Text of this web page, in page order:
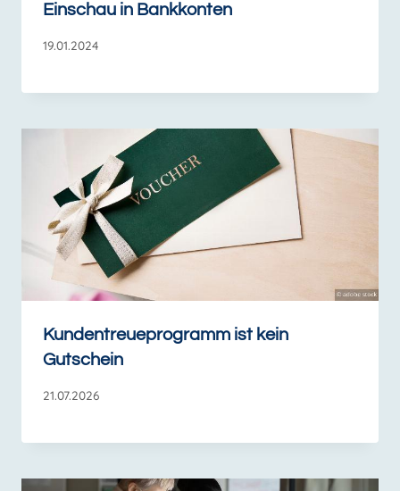
Einschau in Bankkonten
19.01.2024
Kundentreueprogramm ist kein
Gutschein
21.07.2026